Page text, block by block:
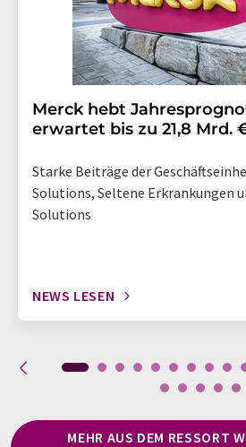
Merck hebt
erwartet bis zu 21,8 Mrd.
Starke Beiträge der
Solutions, Seltene Erkrankungen
Solutions
NEWS LESEN
MEHR AUS DEM RESSORT